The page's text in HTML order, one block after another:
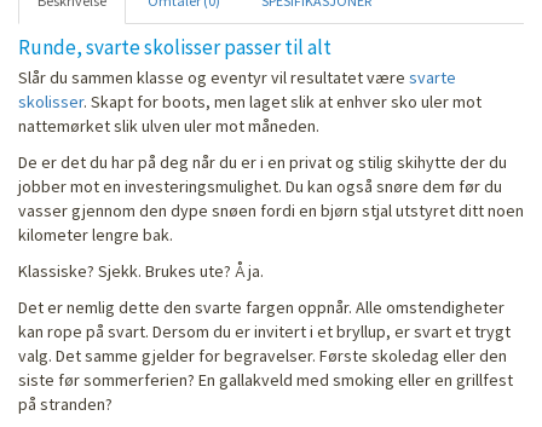
Runde, svarte skolisser passer til alt
Slår du sammen klasse og eventyr vil resultatet være svarte
skolisser. Skapt for boots, men laget slik at enhver sko uler mot
nattemørket slik ulven uler mot måneden.
De er det du har på deg når du er i en privat og stilig skihytte der du
jobber mot en investeringsmulighet. Du kan også snøre dem før du
vasser gjennom den dype snøen fordi en bjørn stjal utstyret ditt noen
kilometer lengre bak.
Klassiske? Sjekk. Brukes ute? Å ja.
Det er nemlig dette den svarte fargen oppnår. Alle omstendigheter
kan rope på svart. Dersom du er invitert i et bryllup, er svart et trygt
valg. Det samme gjelder for begravelser. Første skoledag eller den
siste før sommerferien? En gallakveld med smoking eller en grillfest
på stranden?